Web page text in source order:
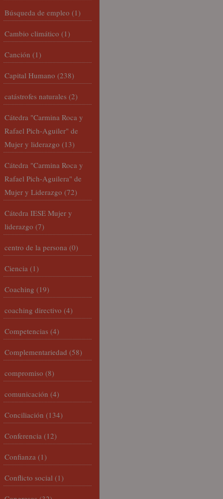
Búsqueda de empleo (1)
Cambio climático (1)
Canción (1)
Capital Humano (238)
catástrofes naturales (2)
Cátedra "Carmina Roca y
Rafael Pich-Aguiler" de
Mujer y liderazgo (13)
Cátedra "Carmina Roca y
Rafael Pich-Aguilera" de
Mujer y Liderazgo (72)
Cátedra IESE Mujer y
liderazgo (7)
centro de la persona (0)
Ciencia (1)
Coaching (19)
coaching directivo (4)
Competencias (4)
Complementariedad (58)
compromiso (8)
comunicación (4)
Conciliación (134)
Conferencia (12)
Confianza (1)
Conflicto social (1)